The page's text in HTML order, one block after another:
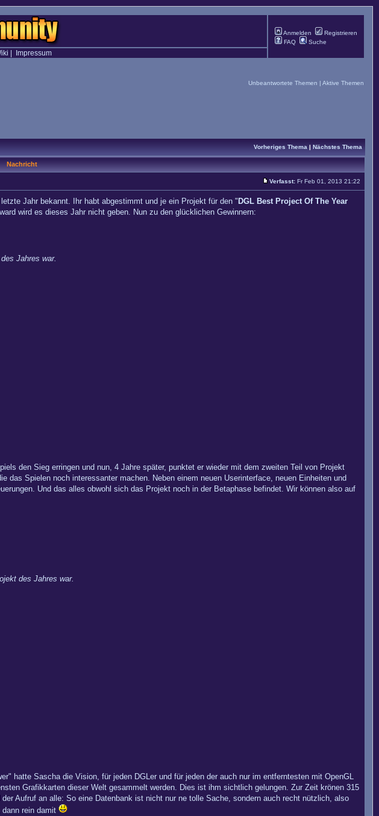
Anmelden
Registrieren
FAQ
Suche
Impressum
Unbeantwortete Themen | Aktive Themen
Vorheriges Thema | Nächstes Thema
Nachricht
Verfasst: Fr Feb 01, 2013 21:22
Jahr bekannt. Ihr habt abgestimmt und je ein Projekt für den " DGL Best Project Of The Year
wird es dieses Jahr nicht geben. Nun zu den glücklichen Gewinnern:
Jahres war.
den Sieg erringen und nun, 4 Jahre später, punktet er wieder mit dem zweiten Teil von Projekt
Spielen noch interessanter machen. Neben einem neuen Userinterface, neuen Einheiten und
Und das alles obwohl sich das Projekt noch in der Betaphase befindet. Wir können also auf
des Jahres war.
hatte Sascha die Vision, für jeden DGLer und für jeden der auch nur im entferntesten mit OpenGL
Grafikkarten dieser Welt gesammelt werden. Dies ist ihm sichtlich gelungen. Zur Zeit krönen 315
Aufruf an alle: So eine Datenbank ist nicht nur ne tolle Sache, sondern auch recht nützlich, also
rein damit